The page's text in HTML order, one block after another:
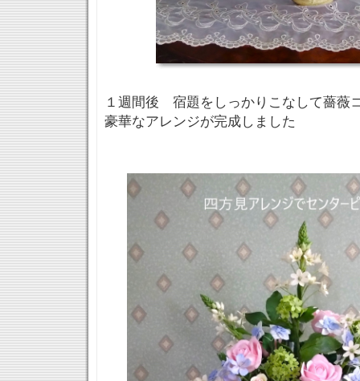
１週間後 宿題をしっかりこなして薔薇
豪華なアレンジが完成しました